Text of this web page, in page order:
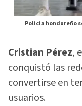
Policia hondureño
Cristian Pérez,
conquistó las
convertirse en
usuarios.